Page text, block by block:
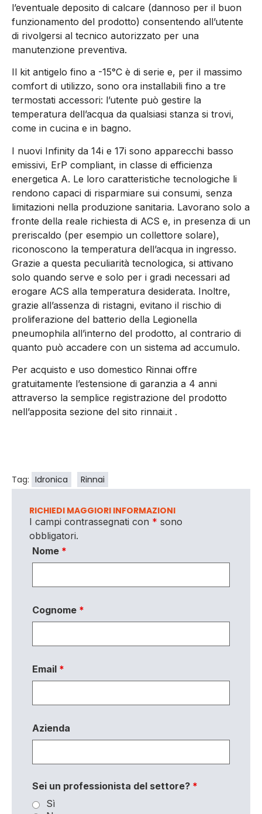
l’eventuale deposito di calcare (dannoso per il buon
funzionamento del prodotto) consentendo all’utente
di rivolgersi al tecnico autorizzato per una
manutenzione preventiva.
Il kit antigelo fino a -15°C è di serie e, per il massimo
comfort di utilizzo, sono ora installabili fino a tre
termostati accessori: l’utente può gestire la
temperatura dell’acqua da qualsiasi stanza si trovi,
come in cucina e in bagno.
I nuovi Infinity da 14i e 17i sono apparecchi basso
emissivi, ErP compliant, in classe di efficienza
energetica A. Le loro caratteristiche tecnologiche li
rendono capaci di risparmiare sui consumi, senza
limitazioni nella produzione sanitaria. Lavorano solo a
fronte della reale richiesta di ACS e, in presenza di un
preriscaldo (per esempio un collettore solare),
riconoscono la temperatura dell’acqua in ingresso.
Grazie a questa peculiarità tecnologica, si attivano
solo quando serve e solo per i gradi necessari ad
erogare ACS alla temperatura desiderata. Inoltre,
grazie all’assenza di ristagni, evitano il rischio di
proliferazione del batterio della Legionella
pneumophila all’interno del prodotto, al contrario di
quanto può accadere con un sistema ad accumulo.
Per acquisto e uso domestico Rinnai offre
gratuitamente l’estensione di garanzia a 4 anni
attraverso la semplice registrazione del prodotto
nell’apposita sezione del sito rinnai.it .
Tag: Idronica Rinnai
RICHIEDI MAGGIORI INFORMAZIONI
I campi contrassegnati con * sono
obbligatori.
Nome *
Cognome *
Email *
Azienda
Sei un professionista del settore? *
Sì